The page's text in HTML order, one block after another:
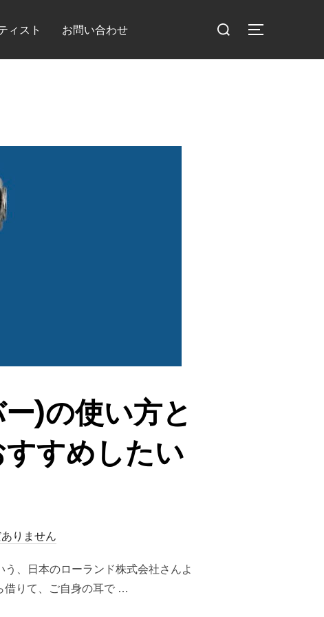
ィスト お問い合わせ
検
対
サイドバー
)の使い方と
すめしたい
りません
、日本のローランド株式会社さんよ
借りて、ご自身の耳で …